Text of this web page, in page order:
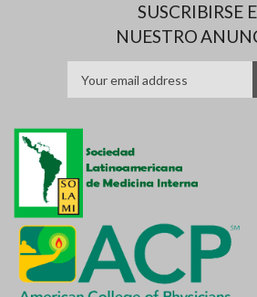
SUSCRIBIRSE
NUESTRO